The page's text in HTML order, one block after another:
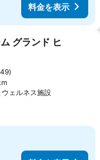
料金を表示
に追加
グランド ヒ
ェルネス施設